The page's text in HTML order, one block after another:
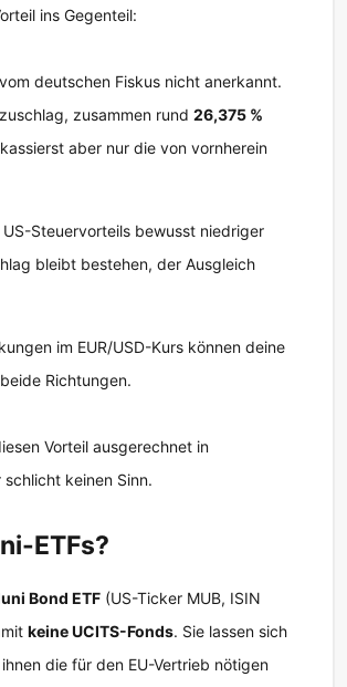
ins Gegenteil:
deutschen Fiskus nicht anerkannt.
zusammen rund 26,375 %
aber nur die von vornherein
Steuervorteils bewusst niedriger
bleibt bestehen, der Ausgleich
im EUR/USD-Kurs können deine
Richtungen.
Vorteil ausgerechnet in
keinen Sinn.
ETFs?
Bond ETF (US-Ticker MUB, ISIN
keine UCITS-Fonds. Sie lassen sich
die für den EU-Vertrieb nötigen